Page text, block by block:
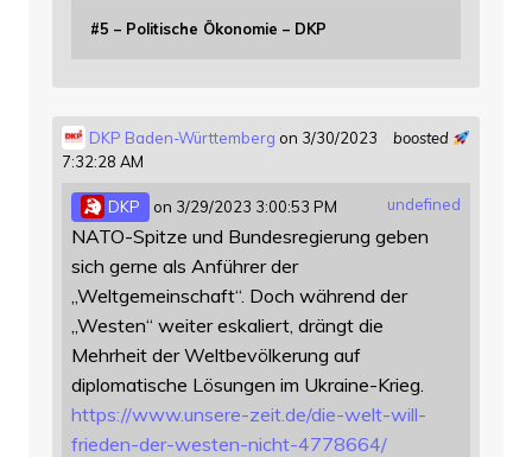
#5 – Politische Ökonomie – DKP
boosted
DKP Baden-Württemberg on 3/30/2023
7:32:28 AM
undefined
DKP on 3/29/2023 3:00:53 PM
NATO-Spitze und Bundesregierung geben
sich gerne als Anführer der
„Weltgemeinschaft“. Doch während der
„Westen“ weiter eskaliert, drängt die
Mehrheit der Weltbevölkerung auf
diplomatische Lösungen im Ukraine-Krieg.
https://www.unsere-zeit.de/die-welt-will-
frieden-der-westen-nicht-4778664/